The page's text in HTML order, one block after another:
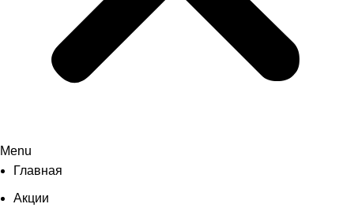
Menu
Главная
Акции